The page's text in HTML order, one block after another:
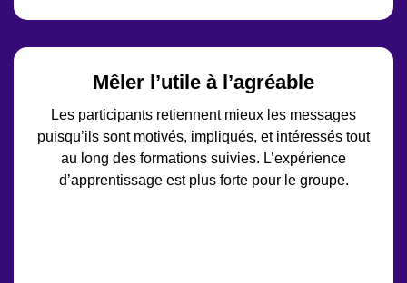
Mêler l’utile à l’agréable
Les participants retiennent mieux les messages
puisqu’ils sont motivés, impliqués, et intéressés tout
au long des formations suivies. L’expérience
d’apprentissage est plus forte pour le groupe.